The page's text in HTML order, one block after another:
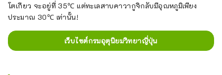
โตเกียว จะอยู่ที่ 35℃ แต่ทะเลสาบคาวากูจิกลับมีอุณหภูมิเพียง
ประมาณ 30℃ เท่านั้น!
เว็บไซต์กรมอุตุนิยมวิทยาญี่ปุ่น